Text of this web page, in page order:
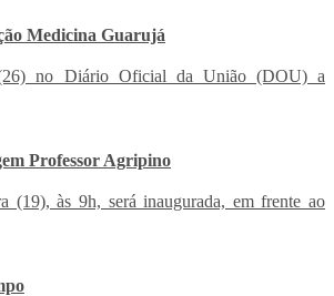
Medicina Guarujá
no Diário Oficial da União (DOU) a
Professor Agripino
(19), às 9h, será inaugurada, em frente ao